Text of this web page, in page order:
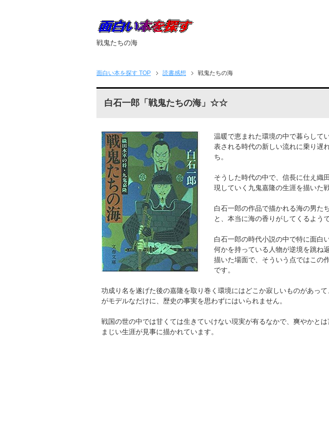
戦鬼たちの海
面白い本を探す TOP 読書感想 戦鬼たちの海
白石一郎「戦鬼たちの海」☆☆
温暖で恵まれた環境の中で暮らして
表される時代の新しい流れに乗り遅
ち。
そうした時代の中で、信長に仕え織
現していく九鬼嘉隆の生涯を描いた
白石一郎の作品で描かれる海の男た
と、本当に海の香りがしてくるようで
白石一郎の時代小説の中で特に面白
何かを持っている人物が逆境を跳ね
描いた場面で、そういう点ではこの
です。
功成り名を遂げた後の嘉隆を取り巻く環境にはどこか寂しいものがあっ
がモデルなだけに、歴史の事実を思わずにはいられません。
戦国の世の中では甘くては生きていけない現実が有るなかで、爽やかと
まじい生涯が見事に描かれています。